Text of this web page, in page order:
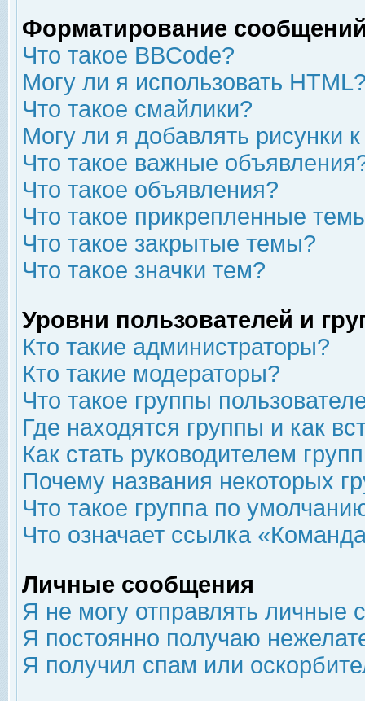
Форматирование
Что такое BBCode?
Могу ли я использовать
Что такое смайлики?
Могу ли я добавлять рисунки
Что такое важные
Что такое объявления?
Что такое прикрепленные
Что такое закрытые темы?
Что такое значки тем?
Уровни пользователей и
Кто такие администраторы?
Кто такие модераторы?
Что такое группы
Где находятся группы и как
Как стать руководителем
Почему названия некоторых
Что такое группа по
Что означает ссылка
Личные сообщения
Я не могу отправлять личные
Я постоянно получаю
Я получил спам или